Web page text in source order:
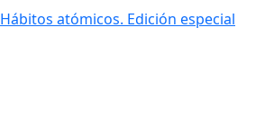
Hábitos atómicos. Edición especial